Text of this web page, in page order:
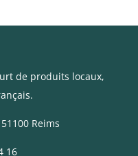
de produits locaux,
Reims
16